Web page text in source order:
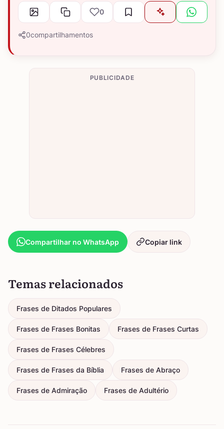
0
0compartilhamentos
PUBLICIDADE
Compartilhar no WhatsApp Copiar link
Temas relacionados
Frases de Ditados Populares
Frases de Frases Bonitas Frases de Frases Curtas
Frases de Frases Célebres
Frases de Frases da Bíblia Frases de Abraço
Frases de Admiração Frases de Adultério